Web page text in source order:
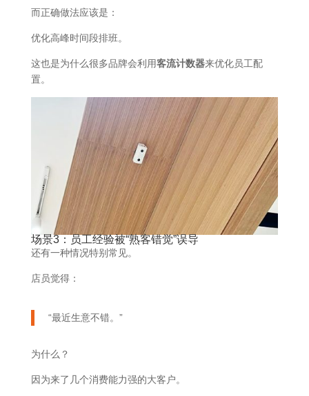
而正确做法应该是：
优化高峰时间段排班。
这也是为什么很多品牌会利用客流计数器来优化员工配
置。
场景3：员工经验被“熟客错觉”误导
还有一种情况特别常见。
店员觉得：
“最近生意不错。”
为什么？
因为来了几个消费能力强的大客户。